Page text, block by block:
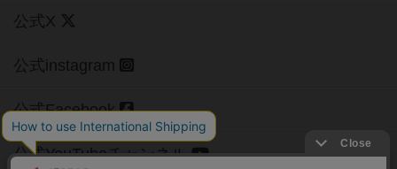
公式X
公式instagram
公式Facebook
公式YouTubeチャンネル